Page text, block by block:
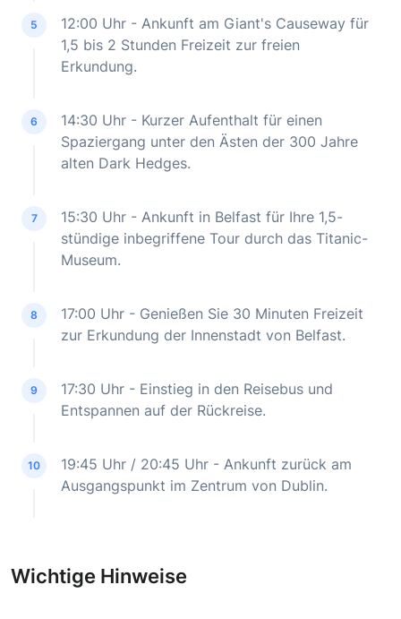
5
12:00 Uhr - Ankunft am Giant's Causeway für
1,5 bis 2 Stunden Freizeit zur freien
Erkundung.
6
14:30 Uhr - Kurzer Aufenthalt für einen
Spaziergang unter den Ästen der 300 Jahre
alten Dark Hedges.
7
15:30 Uhr - Ankunft in Belfast für Ihre 1,5-
stündige inbegriffene Tour durch das Titanic-
Museum.
8
17:00 Uhr - Genießen Sie 30 Minuten Freizeit
zur Erkundung der Innenstadt von Belfast.
9
17:30 Uhr - Einstieg in den Reisebus und
Entspannen auf der Rückreise.
10
19:45 Uhr / 20:45 Uhr - Ankunft zurück am
Ausgangspunkt im Zentrum von Dublin.
Wichtige Hinweise